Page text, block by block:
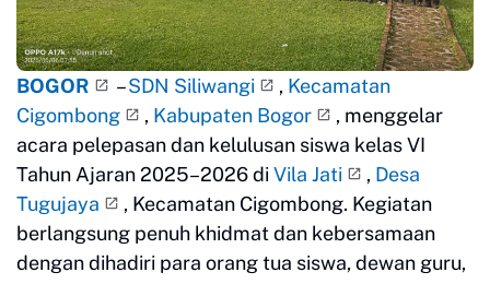
BOGOR –SDN Siliwangi , Kecamatan
Cigombong
, Kabupaten Bogor
, menggelar
acara pelepasan dan kelulusan siswa kelas VI
Tahun Ajaran 2025–2026 di Vila Jati , Desa
Tugujaya
, Kecamatan Cigombong. Kegiatan
berlangsung penuh khidmat dan kebersamaan
dengan dihadiri para orang tua siswa, dewan guru,